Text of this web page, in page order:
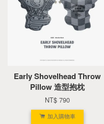
Early Shovelhead Throw
Pillow 造型抱枕
NT$ 790
加入購物車